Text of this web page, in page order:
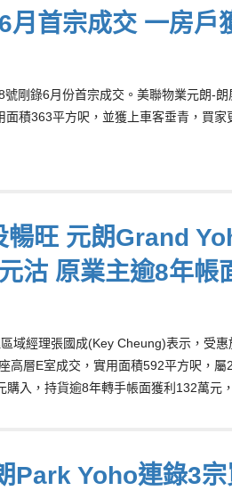
月首宗成交 一房戶
剛錄6月份首宗成交。美聯物業元朗-
面積363平方呎，並獲上車客垂青，買
暢旺 元朗Grand
沽 原業主逾8年帳
域經理張國成(Key Cheung)表示，受
高層E室成交，實用面積592平方呎，
入，持貨逾8年轉手帳面獲利132萬元
Park Yoho連錄3